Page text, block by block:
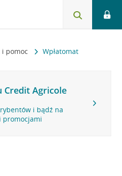
i pomoc Wpłatomat
Credit Agricole
i bądź na
promocjami